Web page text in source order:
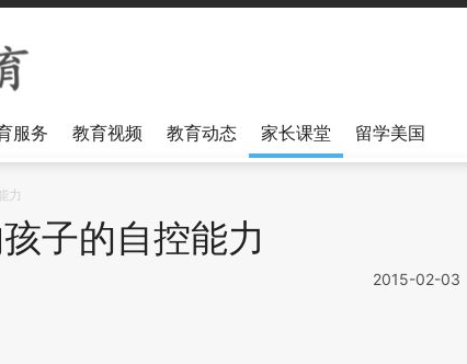
服务 教育视频 教育动态 家长课堂 留学美国
力
子的自控能力
2015-02-03